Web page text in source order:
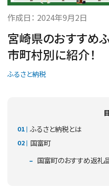
作成日： 2024年9月2日
宮崎県のおすすめ
市町村別に紹介！
ふるさと納税
ふるさと納税とは
国富町
国富町のおすすめ返礼